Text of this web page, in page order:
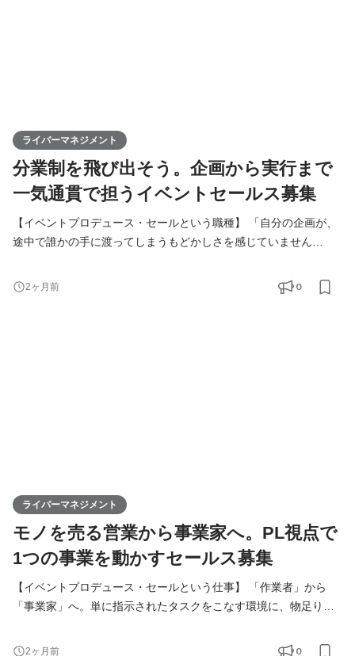
ライバーマネジメント
分業制を飛び出そう。企画から実行まで
一気通貫で担うイベントセールス募集
【イベントプロデュース・セールという職種】 「自分の企画が、
途中で誰かの手に渡ってしまうもどかしさを感じていません
AD、営業といった「分業制の歯車」で終わってしまう環境に物足
2ヶ月前 0
ライバーマネジメント
モノを売る営業から事業家へ。PL視点で
1つの事業を動かすセールス募集
【イベントプロデュース・セールという仕事】 「作業者」から
「事業家」へ。単に指示されたタスクをこなす環境に、物足りな
ライブ配信市場です。 本ポジションは、単なるイベントの進行管
2ヶ月前 0